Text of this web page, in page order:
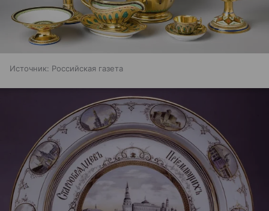
Источник: Российская газета